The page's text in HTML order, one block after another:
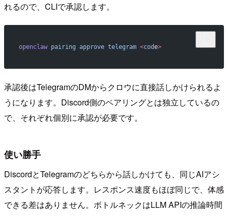
れるので、CLIで承認します。
openclaw pairing approve telegram <code>
承認後はTelegramのDMからクロウに直接話しかけられるよ
うになります。Discord側のペアリングとは独立しているの
で、それぞれ個別に承認が必要です。
使い勝手
DiscordとTelegramのどちらから話しかけても、同じAIアシ
スタントが応答します。レスポンス速度もほぼ同じで、体感
できる差はありません。ボトルネックはLLM APIの推論時間